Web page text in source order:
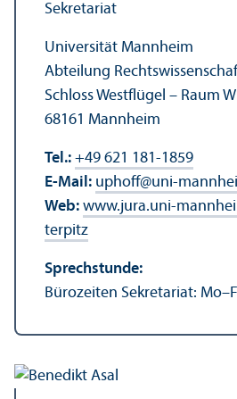
Sekretariat
Universität Mannheim
Abteilung
Schloss Westflügel – Raum W
68161 Mannheim
Tel.: +49 621 181-1859
E-Mail: uphoff@uni-
Web: www.jura.uni-
terpitz
Sprechstunde:
Bürozeiten Sekretariat: